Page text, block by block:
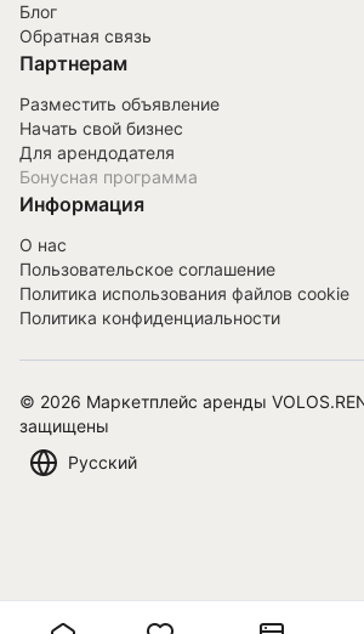
Блог
Обратная связь
Партнерам
Разместить объявление
Начать свой бизнес
Для арендодателя
Бонусная программа
Информация
О нас
Пользовательское соглашение
Политика использования файлов cookie
Политика конфиденциальности
© 2026 Маркетплейс аренды
защищены
Русский